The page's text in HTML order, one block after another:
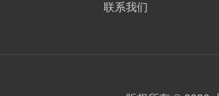
联系我们